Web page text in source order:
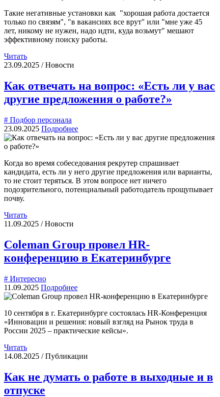
Такие негативные установки как "хорошая работа достается
только по связям", "в вакансиях все врут" или "мне уже 45
лет, никому не нужен, надо идти, куда возьмут" мешают
эффективному поиску работы.
Читать
23.09.2025 / Новости
Как отвечать на вопрос: «Есть ли у вас
другие предложения о работе?»
# Подбор персонала
23.09.2025 Подробнее
Когда во время собеседования рекрутер спрашивает
кандидата, есть ли у него другие предложения или варианты,
то не стоит теряться. В этом вопросе нет ничего
подозрительного, потенциальный работодатель прощупывает
почву.
Читать
11.09.2025 / Новости
Coleman Group провел HR-
конференцию в Екатеринбурге
# Интересно
11.09.2025 Подробнее
10 сентября в г. Екатеринбурге состоялась HR-Конференция
«Инновации и решения: новый взгляд на Рынок труда в
России 2025 – практические кейсы».
Читать
14.08.2025 / Публикации
Как не думать о работе в выходные и в
отпуске